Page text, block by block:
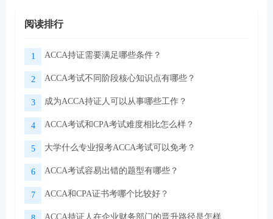
阅读排行
1 ACCA持证需要满足哪些条件？
2 ACCA考试不同阶段核心知识点有哪些？
3 成为ACCA持证人可以从事哪些工作？
4 ACCA考试和CPA考试难度相比怎么样？
5 大学什么专业报考ACCA考试可以免考？
6 ACCA考试容易出错的题型有哪些？
7 ACCA和CPA证书考哪个比较好？